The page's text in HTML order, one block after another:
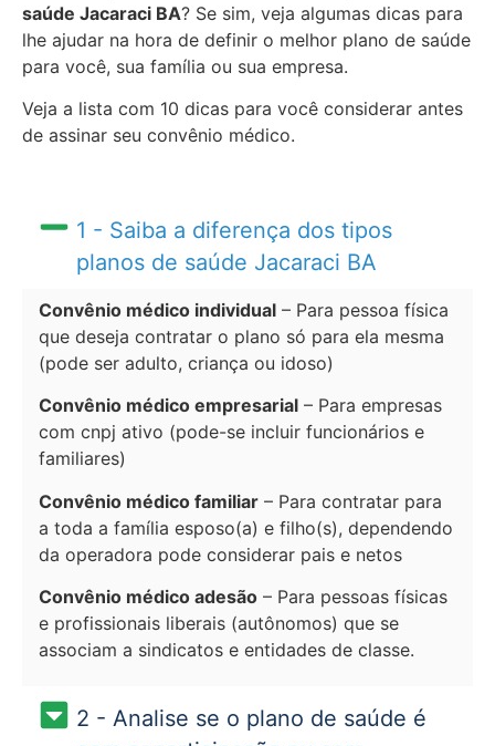
saúde Jacaraci BA? Se sim, veja algumas dicas para
lhe ajudar na hora de definir o melhor plano de saúde
para você, sua família ou sua empresa.
Veja a lista com 10 dicas para você considerar antes
de assinar seu convênio médico.
1 - Saiba a diferença dos tipos
planos de saúde Jacaraci BA
Convênio médico individual – Para pessoa física
que deseja contratar o plano só para ela mesma
(pode ser adulto, criança ou idoso)
Convênio médico empresarial – Para empresas
com cnpj ativo (pode-se incluir funcionários e
familiares)
Convênio médico familiar – Para contratar para
a toda a família esposo(a) e filho(s), dependendo
da operadora pode considerar pais e netos
Convênio médico adesão – Para pessoas físicas
e profissionais liberais (autônomos) que se
associam a sindicatos e entidades de classe.
2 - Analise se o plano de saúde é